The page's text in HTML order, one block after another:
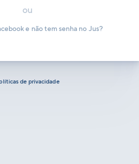
ou
e não tem senha no Jus?
de privacidade